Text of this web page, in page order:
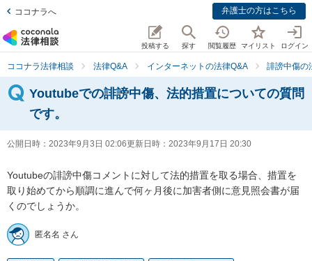
ココナラへ 弁護士の方はこちら
投稿する 探す 閲覧履歴 マイリスト ログイン
ココナラ法律相談 法律Q&A インターネットの法律Q&A 誹謗中傷の
Youtubeでの誹謗中傷、法的措置についての質問
です。
公開日時： 2023年9月3日 02:06更新日時： 2023年9月17日 20:30
Youtubeの誹謗中傷コメントに対して法的措置を取る場合、措置を
取り始めてから順調に進んで何ヶ月後に加害者側に意見照会書が届
くのでしょうか。
匿名名 さん